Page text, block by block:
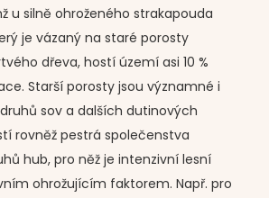
u silně ohroženého strakapouda
je vázaný na staré porosty
dřeva, hostí území asi 10 %
Starší porosty jsou významné i
sov a dalších dutinových
rovněž pestrá společenstva
hub, pro něž je intenzivní lesní
ohrožujícím faktorem. Např. pro